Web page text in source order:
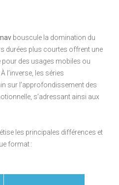
bouscule la domination du
durées plus courtes offrent une
pour des usages mobiles ou
l’inverse, les séries
sur l’approfondissement des
s’adressant ainsi aux
les principales différences et
format :